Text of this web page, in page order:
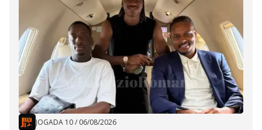
JOGADA 10/ 06/08/2026